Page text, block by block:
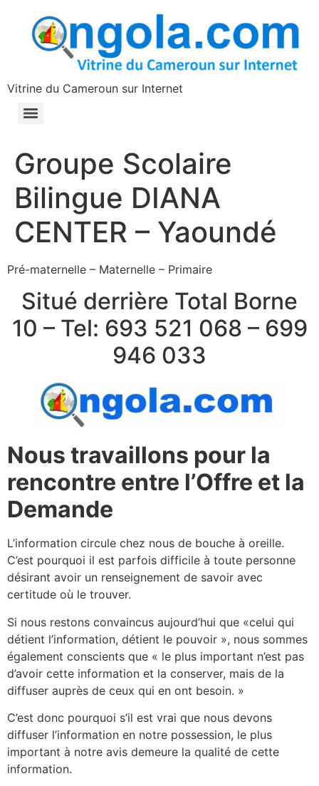
principal
Vitrine du Cameroun sur Internet
Groupe Scolaire
Bilingue DIANA
CENTER – Yaoundé
Pré-maternelle – Maternelle – Primaire
Situé derrière Total Borne
10 – Tel: 693 521 068 – 699
946 033
Nous travaillons pour la
rencontre entre l’Offre et la
Demande
L’information circule chez nous de bouche à oreille.
C’est pourquoi il est parfois difficile à toute personne
désirant avoir un renseignement de savoir avec
certitude où le trouver.
Si nous restons convaincus aujourd’hui que «celui qui
détient l’information, détient le pouvoir », nous sommes
également conscients que « le plus important n’est pas
d’avoir cette information et la conserver, mais de la
diffuser auprès de ceux qui en ont besoin. »
C’est donc pourquoi s’il est vrai que nous devons
diffuser l’information en notre possession, le plus
important à notre avis demeure la qualité de cette
information.